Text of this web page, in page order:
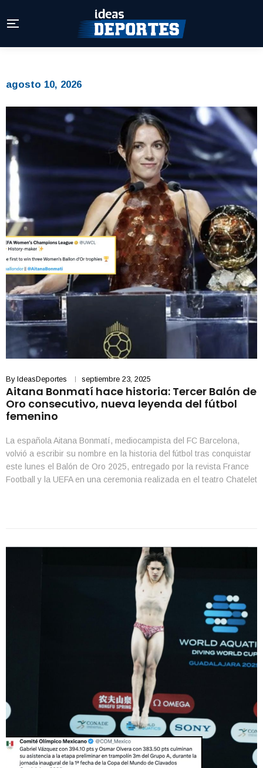
agosto 10, 2026
By IdeasDeportes septiembre 23, 2025
Aitana Bonmatí hace historia: Tercer Balón de
Oro consecutivo, nueva leyenda del fútbol
femenino
La española Aitana Bonmatí, mediocampista del FC Barcelona,
volvió a escribir su nombre en la historia del fútbol tras conquistar
este lunes el Balón de Oro 2025, entregado por la revista France
Football y la UEFA en una ceremonia realizada en el teatro Chatelet